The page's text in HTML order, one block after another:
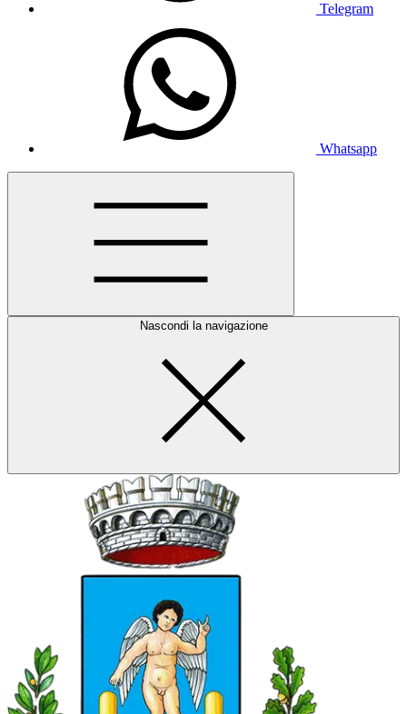
Telegram
Whatsapp
Nascondi la navigazione